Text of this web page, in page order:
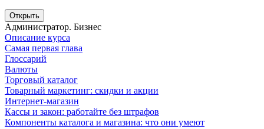
Открыть
Администратор. Бизнес
Описание курса
Самая первая глава
Глоссарий
Валюты
Торговый каталог
Товарный маркетинг: скидки и акции
Интернет-магазин
Кассы и закон: работайте без штрафов
Компоненты каталога и магазина: что они умеют